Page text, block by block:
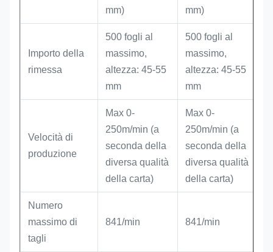
mm)
mm)
Importo della
rimessa
500 fogli al
massimo,
altezza: 45-55
mm
500 fogli al
massimo,
altezza: 45-55
mm
Velocità di
produzione
Max 0-
250m/min (a
seconda della
diversa qualità
della carta)
Max 0-
250m/min (a
seconda della
diversa qualità
della carta)
Numero
massimo di
tagli
841/min 841/min